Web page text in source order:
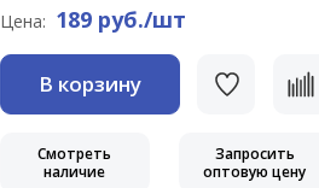
Цена: 189 руб./шт
В корзину
Смотреть
наличие
Запросить
оптовую цену